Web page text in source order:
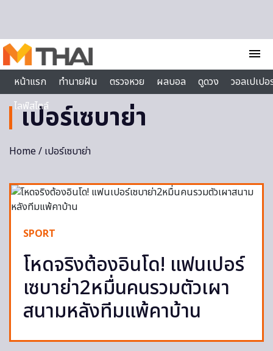
menu
หน้าแรก
ทำนายฝัน ตรวจหวย ผลบอล ดูดวง
วอลเปเป
ไลฟ์สไตล์
เปอร์เซบาย่า
Home/ เปอร์เซบาย่า
SPORT
โหดจริงต้องอินโด! แฟนเปอร์
เซบาย่า2หมื่นคนรวมตัวเผา
สนามหลังทีมแพ้คาบ้าน